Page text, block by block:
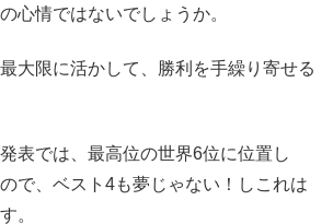
心情ではないでしょうか。
大限に活かして、勝利を手繰り寄せる
表では、最高位の世界6位に位置し
で、ベスト4も夢じゃない！しこれは
。